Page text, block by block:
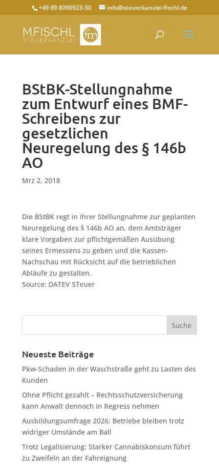
+49 89 8090923-30 info@steuerkanzlei-fischl.de
BStBK-Stellungnahme
zum Entwurf eines BMF-
Schreibens zur
gesetzlichen
Neuregelung des § 146b
AO
Mrz 2, 2018
Die BStBK regt in ihrer Stellungnahme zur geplanten
Neuregelung des § 146b AO an, dem Amtsträger
klare Vorgaben zur pflichtgemäßen Ausübung
seines Ermessens zu geben und die Kassen-
Nachschau mit Rücksicht auf die betrieblichen
Abläufe zu gestalten.
Source: DATEV STeuer
Neueste Beiträge
Pkw-Schaden in der Waschstraße geht zu Lasten des
Kunden
Ohne Pflicht gezahlt – Rechtsschutzversicherung
kann Anwalt dennoch in Regress nehmen
Ausbildungsumfrage 2026: Betriebe bleiben trotz
widriger Umstände am Ball
Trotz Legalisierung: Starker Cannabiskonsum führt
zu Zweifeln an der Fahreignung